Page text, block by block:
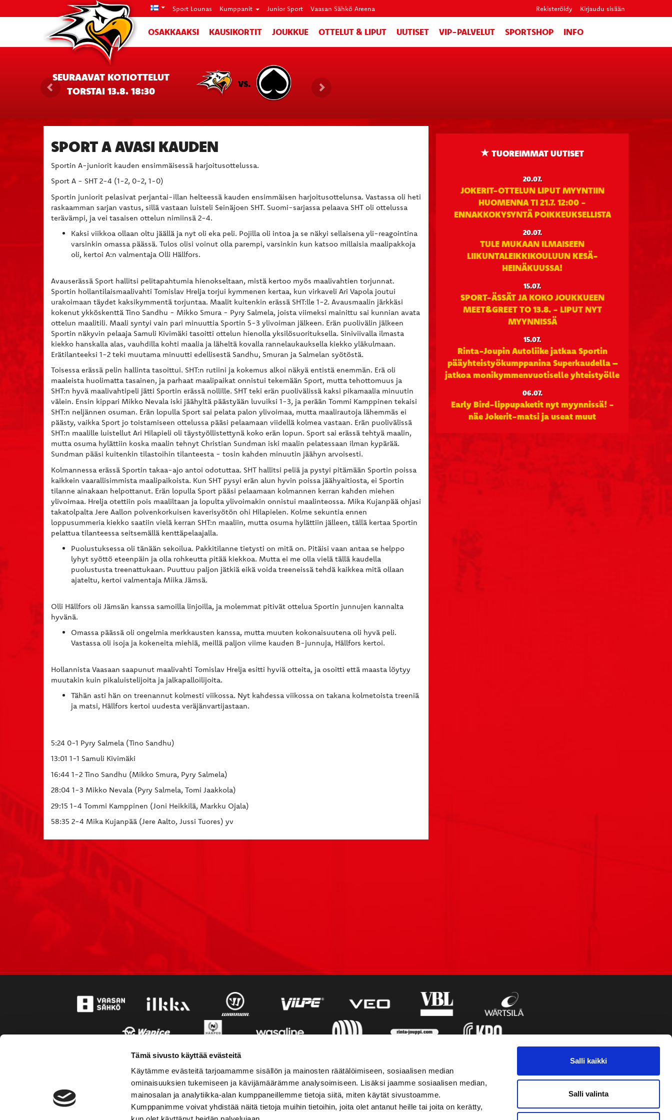
Tämä sivusto käyttää evästeitä
Käytämme evästeitä tarjoamamme sisällön ja mainosten räätälöimiseen, sosiaalisen median
ominaisuuksien tukemiseen ja kävijämäärämme analysoimiseen. Lisäksi jaamme sosiaalisen median,
mainosalan ja analytiikka-alan kumppaneillemme tietoja siitä, miten käytät sivustoamme.
Kumppanimme voivat yhdistää näitä tietoja muihin tietoihin, joita olet antanut heille tai joita on kerätty,
Salli kaikki
Salli valinta
Sport Lounas Kumppanit Junior Sport Vaasan Sähkö Areena Rekisteröidy Kirjaudu sisään
OSAKKAAKSI KAUSIKORTIT JOUKKUE OTTELUT & LIPUT UUTISET VIP-PALVELUT SPORTSHOP INFO
SEURAAVAT KOTIOTTELUT
TORSTAI 13.8. 18:30
VS.
SPORT A AVASI KAUDEN
Sportin A-juniorit kauden ensimmäisessä harjoitusottelussa.
Sport A - SHT 2-4 (1-2, 0-2, 1-0)
Sportin juniorit pelasivat perjantai-illan helteessä kauden ensimmäisen harjoitusottelunsa. Vastassa oli heti
raskaamman sarjan vastus, sillä vastaan luisteli Seinäjoen SHT. Suomi-sarjassa pelaava SHT oli ottelussa
terävämpi, ja vei tasaisen ottelun nimiinsä 2-4.
Kaksi viikkoa ollaan oltu jäällä ja nyt oli eka peli. Pojilla oli intoa ja se näkyi sellaisena yli-reagointina
varsinkin omassa päässä. Tulos olisi voinut olla parempi, varsinkin kun katsoo millaisia maalipakkoja
oli, kertoi A:n valmentaja Olli Hällfors.
Avauserässä Sport hallitsi pelitapahtumia hienokseltaan, mistä kertoo myös maalivahtien torjunnat.
Sportin hollantilaismaalivahti Tomislav Hrelja torjui kymmenen kertaa, kun virkaveli Ari Vapola joutui
urakoimaan täydet kaksikymmentä torjuntaa. Maalit kuitenkin erässä SHT:lle 1-2. Avausmaalin järkkäsi
kokenut ykköskenttä Tino Sandhu - Mikko Smura - Pyry Salmela, joista viimeksi mainittu sai kunnian avata
ottelun maalitili. Maali syntyi vain pari minuuttia Sportin 5-3 ylivoiman jälkeen. Erän puolivälin jälkeen
Sportin näkyvin pelaaja Samuli Kivimäki tasoitti ottelun hienolla yksilösuorituksella. Siniviivalla ilmasta
kiekko hanskalla alas, vauhdilla kohti maalia ja läheltä kovalla rannelaukauksella kiekko yläkulmaan.
Erätilanteeksi 1-2 teki muutama minuutti edellisestä Sandhu, Smuran ja Salmelan syötöstä.
Toisessa erässä pelin hallinta tasoittui. SHT:n rutiini ja kokemus alkoi näkyä entistä enemmän. Erä oli
maaleista huolimatta tasainen, ja parhaat maalipaikat onnistui tekemään Sport, mutta tehottomuus ja
SHT:n hyvä maalivahtipeli jätti Sportin erässä nollille. SHT teki erän puolivälissä kaksi pikamaalia minuutin
välein. Ensin kippari Mikko Nevala iski jäähyltä päästyään luvuiksi 1-3, ja perään Tommi Kamppinen tekaisi
SHT:n neljännen osuman. Erän lopulla Sport sai pelata palon ylivoimaa, mutta maalirautoja lähemmäs ei
päästy, vaikka Sport jo toistamiseen ottelussa pääsi pelaamaan viidellä kolmea vastaan. Erän puolivälissä
SHT:n maalille luistellut Ari Hilapieli oli täystyöllistettynä koko erän lopun. Sport sai erässä tehtyä maalin,
mutta osuma hylättiin koska maalin tehnyt Christian Sundman iski maalin pelatessaan ilman kypärää.
Sundman pääsi kuitenkin tilastoihin tilanteesta - tosin kahden minuutin jäähyn arvoisesti.
Kolmannessa erässä Sportin takaa-ajo antoi odotuttaa. SHT hallitsi peliä ja pystyi pitämään Sportin poissa
kaikkein vaarallisimmista maalipaikoista. Kun SHT pysyi erän alun hyvin poissa jäähyaitiosta, ei Sportin
tilanne ainakaan helpottanut. Erän lopulla Sport pääsi pelaamaan kolmannen kerran kahden miehen
ylivoimaa. Hrelja otettiin pois maaliltaan ja lopulta ylivoimakin onnistui maalinteossa. Mika Kujanpää ohjasi
takatolpalta Jere Aallon polvenkorkuisen kaverisyötön ohi Hilapielen. Kolme sekuntia ennen
loppusummeria kiekko saatiin vielä kerran SHT:n maaliin, mutta osuma hylättiin jälleen, tällä kertaa Sportin
pelattua tilanteessa seitsemällä kenttäpelaajalla.
Puolustuksessa oli tänään sekoilua. Pakkitilanne tietysti on mitä on. Pitäisi vaan antaa se helppo
lyhyt syöttö eteenpäin ja olla rohkeutta pitää kiekkoa. Mutta ei me olla vielä tällä kaudella
puolustusta treenattukaan. Puuttuu paljon jätkiä eikä voida treeneissä tehdä kaikkea mitä ollaan
ajateltu, kertoi valmentaja Miika Jämsä.
Olli Hällfors oli Jämsän kanssa samoilla linjoilla, ja molemmat pitivät ottelua Sportin junnujen kannalta
hyvänä.
Omassa päässä oli ongelmia merkkausten kanssa, mutta muuten kokonaisuutena oli hyvä peli.
Vastassa oli isoja ja kokeneita miehiä, meillä paljon viime kauden B-junnuja, Hällfors kertoi.
Hollannista Vaasaan saapunut maalivahti Tomislav Hrelja esitti hyviä otteita, ja osoitti että maasta löytyy
muutakin kuin pikaluistelijoita ja jalkapalloilijoita.
Tähän asti hän on treenannut kolmesti viikossa. Nyt kahdessa viikossa on takana kolmetoista treeniä
ja matsi, Hällfors kertoi uudesta veräjänvartijastaan.
5:24 0-1 Pyry Salmela (Tino Sandhu)
13:01 1-1 Samuli Kivimäki
16:44 1-2 Tino Sandhu (Mikko Smura, Pyry Salmela)
28:04 1-3 Mikko Nevala (Pyry Salmela, Tomi Jaakkola)
29:15 1-4 Tommi Kamppinen (Joni Heikkilä, Markku Ojala)
58:35 2-4 Mika Kujanpää (Jere Aalto, Jussi Tuores) yv
TUOREIMMAT UUTISET
20.07.
JOKERIT-OTTELUN LIPUT MYYNTIIN
HUOMENNA TI 21.7. 12:00 -
ENNAKKOKYSYNTÄ POIKKEUKSELLISTA
20.07.
TULE MUKAAN ILMAISEEN
LIIKUNTALEIKKIKOULUUN KESÄ-
HEINÄKUUSSA!
15.07.
SPORT-ÄSSÄT JA KOKO JOUKKUEEN
MEET&GREET TO 13.8. - LIPUT NYT
MYYNNISSÄ
15.07.
Rinta-Joupin Autoliike jatkaa Sportin
pääyhteistyökumppanina Superkaudella –
jatkoa monikymmenvuotiselle yhteistyölle
06.07.
Early Bird-lippupaketit nyt myynnissä! -
näe Jokerit-matsi ja useat muut